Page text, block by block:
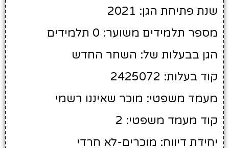
שנת פתיחת הגן: 2021
מספר תלמידים משוער: 0 תלמידים
הגן בבעלות של: השחר החדש
קוד בעלות: 2425072
מעמד משפטי: מוכר שאיננו רשמי
קוד מעמד משפטי: 2
יחידת דיווח: מוכרים-לא חרדי